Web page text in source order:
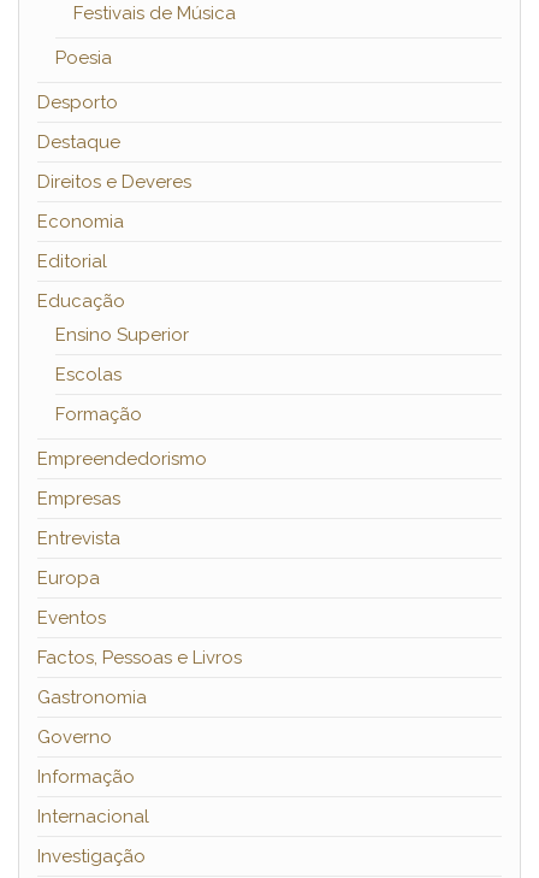
Festivais de Música
Poesia
Desporto
Destaque
Direitos e Deveres
Economia
Editorial
Educação
Ensino Superior
Escolas
Formação
Empreendedorismo
Empresas
Entrevista
Europa
Eventos
Factos, Pessoas e Livros
Gastronomia
Governo
Informação
Internacional
Investigação